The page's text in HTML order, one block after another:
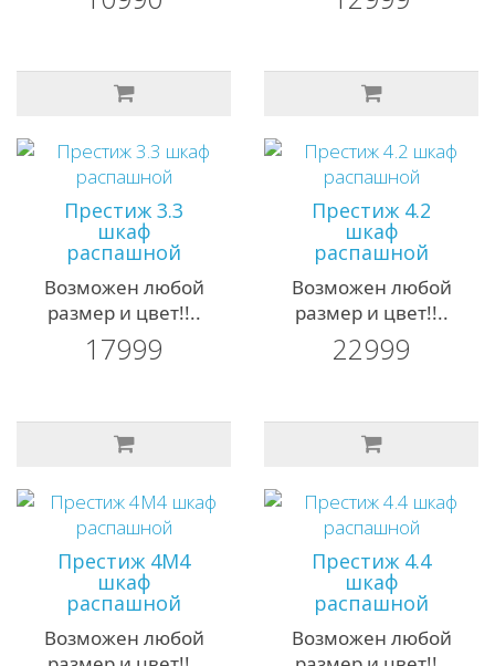
Престиж 3.3
шкаф
распашной
Возможен любой
размер и цвет!!..
17999
Престиж 4.2
шкаф
распашной
Возможен любой
размер и цвет!!..
22999
Престиж 4М4
шкаф
распашной
Возможен любой
Престиж 4.4
шкаф
распашной
Возможен любой